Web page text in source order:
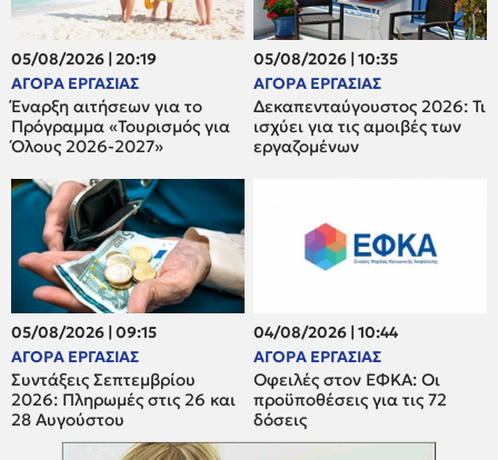
05/08/2026 | 20:19
ΑΓΟΡΑ ΕΡΓΑΣΙΑΣ
Έναρξη αιτήσεων για το
Πρόγραμμα «Τουρισμός για
Όλους 2026-2027»
05/08/2026 | 10:35
ΑΓΟΡΑ ΕΡΓΑΣΙΑΣ
Δεκαπενταύγουστος 2026: Τι
ισχύει για τις αμοιβές των
εργαζομένων
05/08/2026 | 09:15
ΑΓΟΡΑ ΕΡΓΑΣΙΑΣ
Συντάξεις Σεπτεμβρίου
2026: Πληρωμές στις 26 και
28 Αυγούστου
04/08/2026 | 10:44
ΑΓΟΡΑ ΕΡΓΑΣΙΑΣ
Οφειλές στον ΕΦΚΑ: Οι
προϋποθέσεις για τις 72
δόσεις